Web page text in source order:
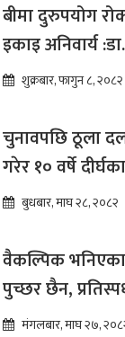
बीमा दुरुपयोग
इकाइ अनिवार्य
शुक्रबार, फागुन ८, २०८२
चुनावपछि ठूला
गरेर १० वर्षे
कार्यक्रम
बुधबार, माघ २८, २०८२
वैकल्पिक
पुच्छर छैन,
हुन्छ : डा.प्रकाश
मंगलबार, माघ २७,